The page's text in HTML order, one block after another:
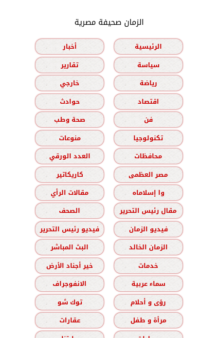
الزمان صحيفة مصرية
الرئيسية
أخبار
سياسة
تقارير
رياضة
خارجي
اقتصاد
حوادث
فن
صحة وطب
تكنولوجيا
منوعات
محافظات
العدد الورقي
مصر العظمى
كاريكاتير
وا إسلاماه
مقالات الرأي
مقال رئيس التحرير
الصحف
فيديو الزمان
فيديو رئيس التحرير
الزمان الخالد
البث المباشر
خدمات
خير أجناد الأرض
سماء عربية
الانفوجراف
رؤى و أحلام
توك شو
مرأة و طفل
عقارات